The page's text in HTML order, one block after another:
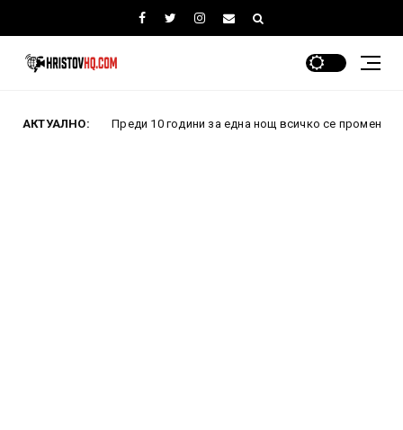
АКТУАЛНО:
Преди 10 години за една нощ всичко се промени: Как